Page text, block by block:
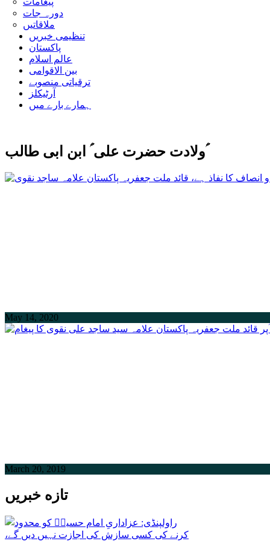
دورہ جات
ملاقاتیں
تنظیمی خبریں
پاکستان
عالم اسلام
بین الاقوامی
ترقیاتی منصوبے
آرٹیکلز
ہمارے بارے میں
ولادت حضرت علی ؑ ابن ابی طالب ؑ
May 14, 2020
March 20, 2019
تازه خبریں